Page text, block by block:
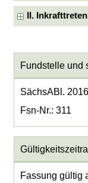
II. Inkrafttreten
Fundstelle und
SächsABl.
Fsn-Nr.: 311
Fassung gültig